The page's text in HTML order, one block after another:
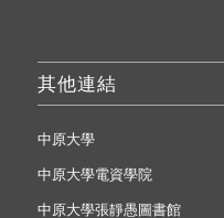
其他連結
中原大學
中原大學電資學院
中原大學張靜愚圖書館